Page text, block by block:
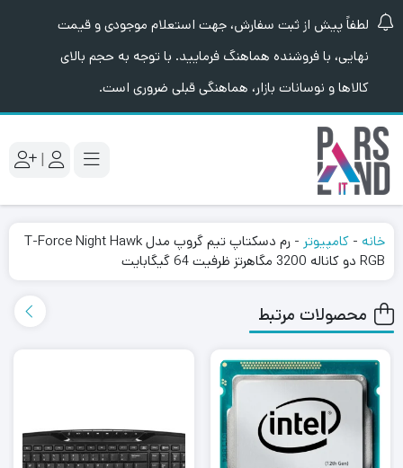
لطفاً پیش از ثبت سفارش، جهت استعلام موجودی و قیمت
نهایی، با فروشنده هماهنگ فرمایید. با توجه به حجم بالای
کالاها و نوسانات بازار، هماهنگی قبلی ضروری است.
|
خانه - کامپیوتر -
رم دسکتاپ تیم گروپ مدل T-Force Night Hawk
RGB دو کاناله 3200 مگاهرتز ظرفیت 64 گیگابایت
محصولات مرتبط